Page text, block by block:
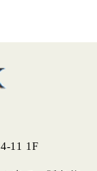
11 1F